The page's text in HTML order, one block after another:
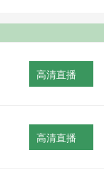
高清直播
高清直播